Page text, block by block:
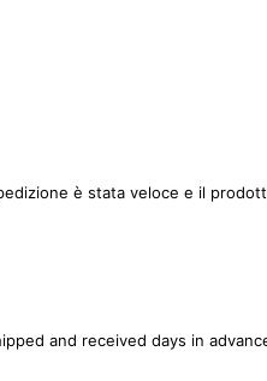
è stata veloce e il
and received days in